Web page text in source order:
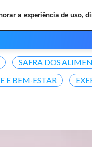
SAFRA DOS
E BEM-ESTAR
a experiência de uso,